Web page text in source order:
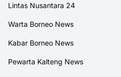
Lintas Nusantara 24
Warta Borneo News
Kabar Borneo News
Pewarta Kalteng News